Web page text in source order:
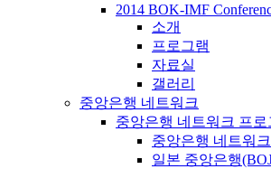
2014 BOK-IMF
소개
프로그램
자료실
갤러리
중앙은행 네트워크
중앙은행 네트워크 프로
중앙은행 네트워
일본 중앙은행